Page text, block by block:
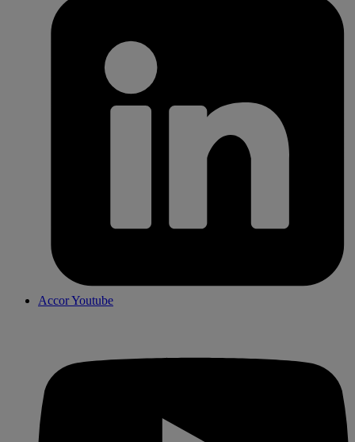
Accor Youtube